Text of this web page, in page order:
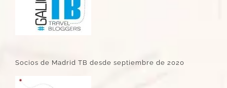
Socios de Madrid TB desde septiembre de 2020